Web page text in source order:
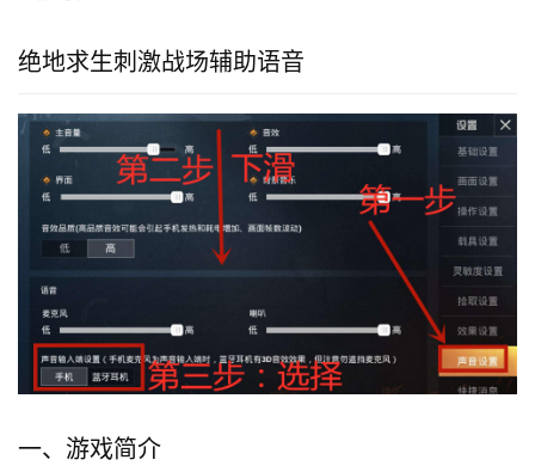
绝地求生刺激战场辅助语音
一、游戏简介